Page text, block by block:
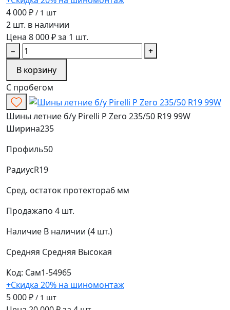
4 000 ₽ / 1 шт
2 шт. в наличии
Цена 8 000 ₽ за 1 шт.
−
+
В корзину
С пробегом
Шины летние б/у Pirelli P Zero 235/50 R19 99W
Ширина235
Профиль50
РадиусR19
Сред. остаток протектора6 мм
Продажапо 4 шт.
Наличие В наличии (4 шт.)
Средняя Средняя Высокая
Код: Сам1-54965
+Скидка 20% на шиномонтаж
5 000 ₽ / 1 шт